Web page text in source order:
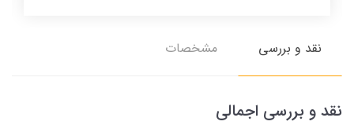
نقد و بررسی مشخصات
نقد و بررسی اجمالی